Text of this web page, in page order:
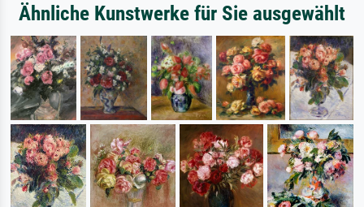
Ähnliche Kunstwerke für Sie ausgewählt